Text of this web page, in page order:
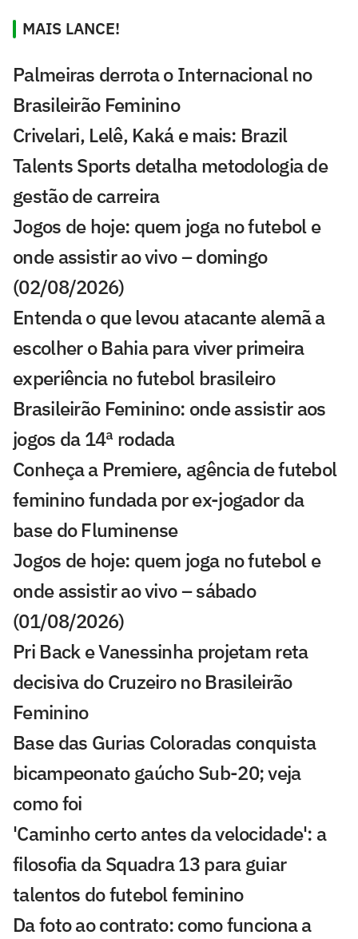
MAIS LANCE!
Palmeiras derrota o Internacional no
Brasileirão Feminino
Crivelari, Lelê, Kaká e mais: Brazil
Talents Sports detalha metodologia de
gestão de carreira
Jogos de hoje: quem joga no futebol e
onde assistir ao vivo – domingo
(02/08/2026)
Entenda o que levou atacante alemã a
escolher o Bahia para viver primeira
experiência no futebol brasileiro
Brasileirão Feminino: onde assistir aos
jogos da 14ª rodada
Conheça a Premiere, agência de futebol
feminino fundada por ex-jogador da
base do Fluminense
Jogos de hoje: quem joga no futebol e
onde assistir ao vivo – sábado
(01/08/2026)
Pri Back e Vanessinha projetam reta
decisiva do Cruzeiro no Brasileirão
Feminino
Base das Gurias Coloradas conquista
bicampeonato gaúcho Sub-20; veja
como foi
'Caminho certo antes da velocidade': a
filosofia da Squadra 13 para guiar
talentos do futebol feminino
Da foto ao contrato: como funciona a